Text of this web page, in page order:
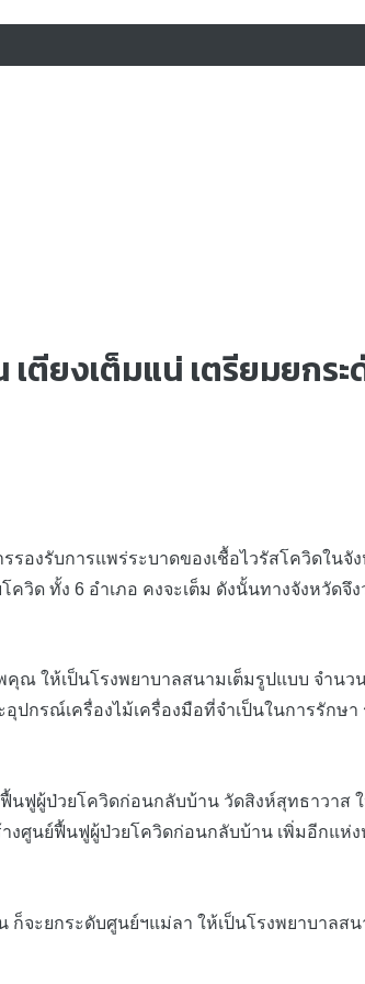
ตียงเต็มแน่ เตรียมยก
งรับการแพร่ระบาดของเชื้อไวรัสโควิดใน
วิด ทั้ง 6 อำเภอ คงจะเต็ม ดังนั้นทางจังหวัด
เป็นโรงพยาบาลสนามเต็มรูปแบบ จำนวน
รณ์เครื่องไม้เครื่องมือที่จำเป็นในการรักษ
วยโควิดก่อนกลับบ้าน วัดสิงห์สุทธาวาส ให้
ศูนย์ฟื้นฟูผู้ป่วยโควิดก่อนกลับบ้าน เพิ่มอีกแห่
กระดับศูนย์ฯแม่ลา ให้เป็นโรงพยาบาลสนา